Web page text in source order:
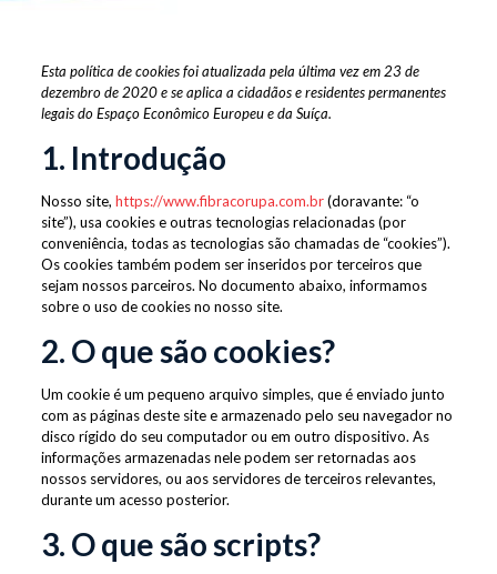
Esta política de cookies foi atualizada pela última vez em 23 de
dezembro de 2020 e se aplica a cidadãos e residentes permanentes
legais do Espaço Econômico Europeu e da Suíça.
1. Introdução
Nosso site, https://www.fibracorupa.com.br(doravante: “o
site”), usa cookies e outras tecnologias relacionadas (por
conveniência, todas as tecnologias são chamadas de “cookies”).
Os cookies também podem ser inseridos por terceiros que
sejam nossos parceiros. No documento abaixo, informamos
sobre o uso de cookies no nosso site.
2. O que são cookies?
Um cookie é um pequeno arquivo simples, que é enviado junto
com as páginas deste site e armazenado pelo seu navegador no
disco rígido do seu computador ou em outro dispositivo. As
informações armazenadas nele podem ser retornadas aos
nossos servidores, ou aos servidores de terceiros relevantes,
durante um acesso posterior.
3. O que são scripts?